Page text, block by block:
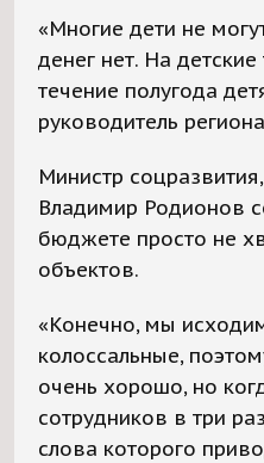
«Многие дети не
денег нет. На
течение полугода
руководитель
Министр
Владимир Родионов
бюджете просто не
объектов.
«Конечно, мы
колоссальные,
очень хорошо, но
сотрудников в три
слова которого